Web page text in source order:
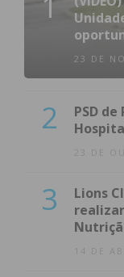
23 DE
2
PSD
23 DE
3
Lions
14 DE